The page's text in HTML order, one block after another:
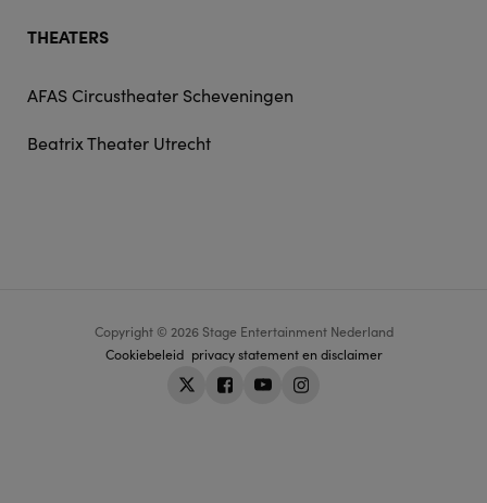
THEATERS
AFAS Circustheater Scheveningen
Beatrix Theater Utrecht
Copyright © 2026 Stage Entertainment Nederland
Footer
Cookiebeleid privacy statement en disclaimer
TwitterFacebookYoutubeInstagram